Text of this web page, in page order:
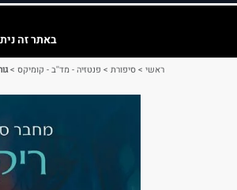
באתר זה
ראשי >סיפורת > פנטזיה - מד''ב - קומיקס >